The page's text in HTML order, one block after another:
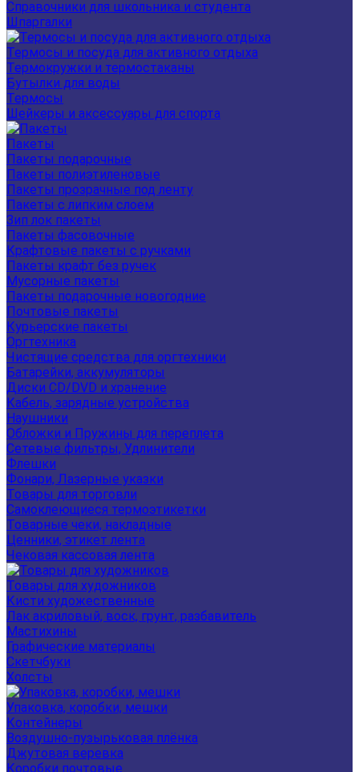
Справочники для школьника и студента
Шпаргалки
Термосы и посуда для активного отдыха
Термокружки и термостаканы
Бутылки для воды
Термосы
Шейкеры и аксессуары для спорта
Пакеты
Пакеты подарочные
Пакеты полиэтиленовые
Пакеты прозрачные под ленту
Пакеты с липким слоем
Зип лок пакеты
Пакеты фасовочные
Крафтовые пакеты с ручками
Пакеты крафт без ручек
Мусорные пакеты
Пакеты подарочные новогодние
Почтовые пакеты
Курьерские пакеты
Оргтехника
Чистящие средства для оргтехники
Батарейки, аккумуляторы
Диски CD/DVD и хранение
Кабель, зарядные устройства
Наушники
Обложки и Пружины для переплета
Сетевые фильтры, Удлинители
Флешки
Фонари, Лазерные указки
Товары для торговли
Самоклеющиеся термоэтикетки
Товарные чеки, накладные
Ценники, этикет лента
Чековая кассовая лента
Товары для художников
Кисти художественные
Лак акриловый, воск, грунт, разбавитель
Мастихины
Графические материалы
Скетчбуки
Холсты
Упаковка, коробки, мешки
Контейнеры
Воздушно-пузырьковая плёнка
Джутовая веревка
Коробки почтовые